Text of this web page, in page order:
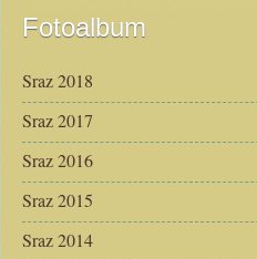
Fotoalbum
Sraz 2018
Sraz 2017
Sraz 2016
Sraz 2015
Sraz 2014